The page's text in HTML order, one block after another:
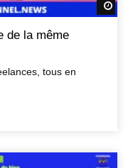
de la même
tous en